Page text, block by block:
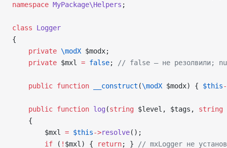
namespace MyPackage\Helpers ;
class Logger
{
    private
\modX $modx;
    private
$mxl = false; // false — не резолвили;
    public
function __construct (\modX $modx) { $this
    public
function log (string $level , $tags , string
    {
        $mxl
= $this->resolve();
        if
( ! $mxl ) { return; } // mxLogger не